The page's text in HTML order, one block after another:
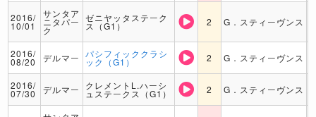
2016/
10/01
サンタア
ニタパー
ク
ゼニヤッタステーク
ス（G1） 2 G．スティーヴンス
2016/
08/20 デルマー パシフィッククラシ
ック（G1） 2 G．スティーヴンス
2016/
07/30 デルマー クレメントL.ハーシ
ュステークス（G1） 2 G．スティーヴンス